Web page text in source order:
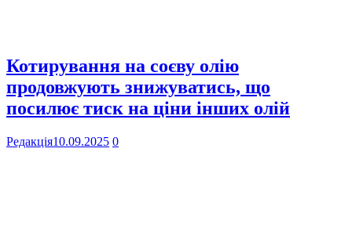
Котирування на соєву олію
продовжують знижуватись, що
посилює тиск на ціни інших олій
Редакція10.09.2025 0